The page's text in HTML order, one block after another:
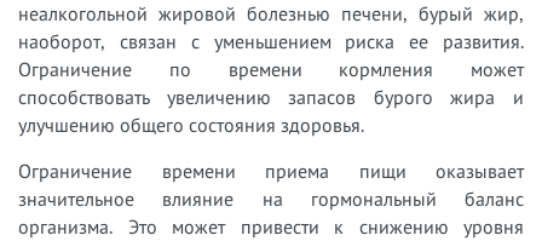
неалкогольной жировой болезнью печени, бурый жир,
наоборот, связан с уменьшением риска ее развития.
Ограничение по времени кормления может
способствовать увеличению запасов бурого жира и
улучшению общего состояния здоровья.
Ограничение времени приема пищи оказывает
значительное влияние на гормональный баланс
организма. Это может привести к снижению уровня